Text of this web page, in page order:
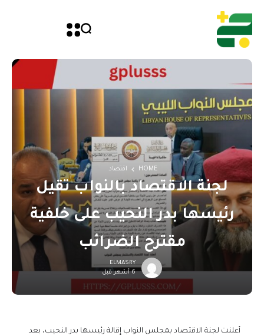
HOME اقتصاد
لجنة الاقتصاد بالنواب تقيل
رئيسها بدر النحيب على خلفية
مقترح الضرائب
ELMASRY
6 أشهر قبل
أعلنت لجنة الاقتصاد بمجلس النواب إقالة رئيسها بدر النحيب، بعد